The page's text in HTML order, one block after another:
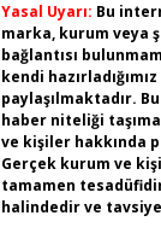
Yasal Uyarı: Bu
marka, kurum veya
bağlantısı
kendi
paylaşılmaktadır.
haber niteliği
ve kişiler hakkında
Gerçek kurum ve
tamamen
halindedir ve